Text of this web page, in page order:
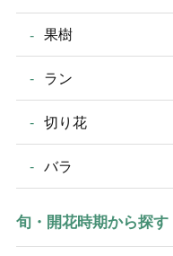
果樹
ラン
切り花
バラ
旬・開花時期から探す